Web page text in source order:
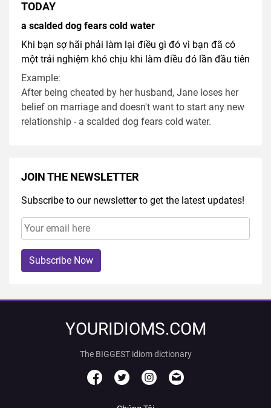
TODAY
a scalded dog fears cold water
Khi bạn sợ hãi phải làm lại điều gì đó vì bạn đã có
một trải nghiệm khó chịu khi làm điều đó lần đầu tiên
Example:
After being cheated by her husband, Jane loses her
belief on marriage and doesn't want to start any new
relationship - a scalded dog fears cold water.
JOIN THE NEWSLETTER
Subscribe to our newsletter to get the latest updates!
Subscribe Now
YOURIDIOMS.COM
The BIGGEST idiom dictionary